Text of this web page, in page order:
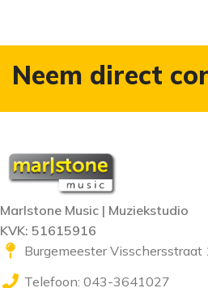
Neem direct
Marlstone Music | Muziekstudio
KVK: 51615916
Burgemeester
Telefoon: 043-3641027